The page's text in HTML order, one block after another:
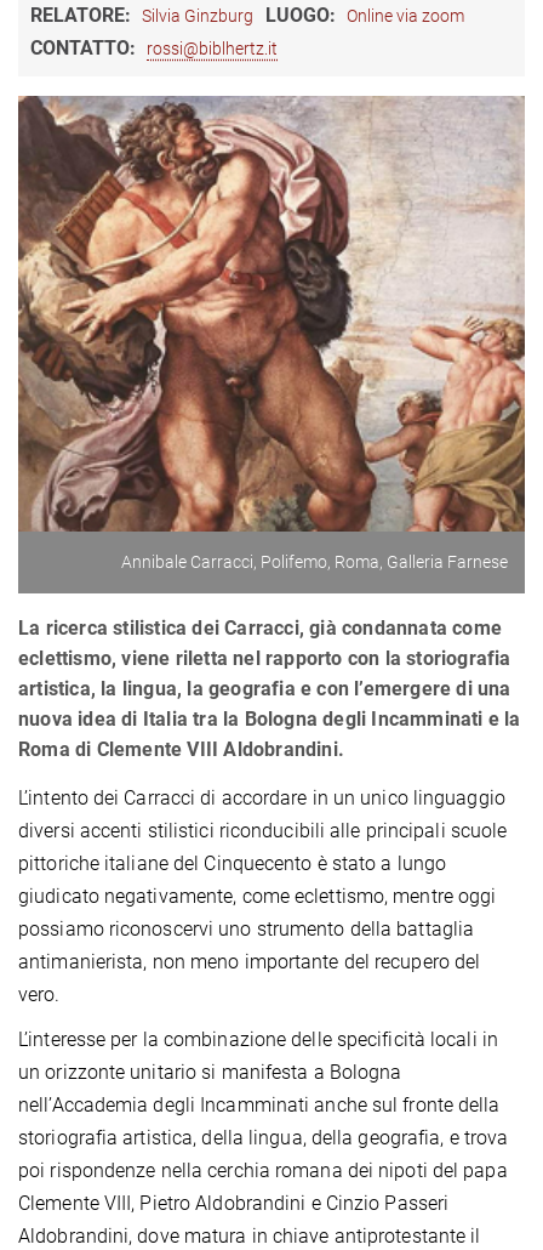
RELATORE: Silvia Ginzburg LUOGO: Online via zoom
CONTATTO: rossi@biblhertz.it
Annibale Carracci, Polifemo, Roma, Galleria Farnese
La ricerca stilistica dei Carracci, già condannata come
eclettismo, viene riletta nel rapporto con la storiografia
artistica, la lingua, la geografia e con l’emergere di una
nuova idea di Italia tra la Bologna degli Incamminati e la
Roma di Clemente VIII Aldobrandini.
L’intento dei Carracci di accordare in un unico linguaggio
diversi accenti stilistici riconducibili alle principali scuole
pittoriche italiane del Cinquecento è stato a lungo
giudicato negativamente, come eclettismo, mentre oggi
possiamo riconoscervi uno strumento della battaglia
antimanierista, non meno importante del recupero del
vero.
L’interesse per la combinazione delle specificità locali in
un orizzonte unitario si manifesta a Bologna
nell’Accademia degli Incamminati anche sul fronte della
storiografia artistica, della lingua, della geografia, e trova
poi rispondenze nella cerchia romana dei nipoti del papa
Clemente VIII, Pietro Aldobrandini e Cinzio Passeri
Aldobrandini, dove matura in chiave antiprotestante il